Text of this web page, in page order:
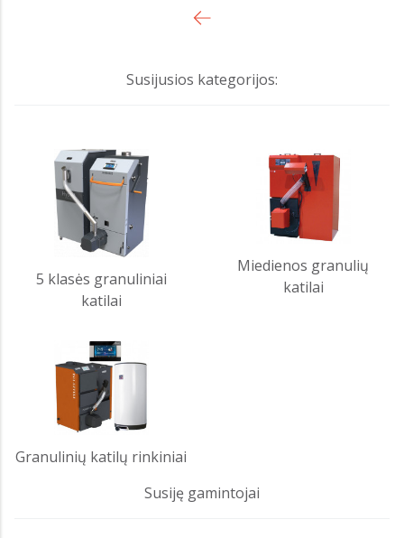
Susijusios kategorijos:
5 klasės granuliniai
katilai
Miedienos granulių
katilai
Granulinių katilų rinkiniai
Susiję gamintojai